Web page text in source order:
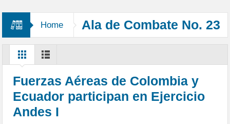
Home Ala de Combate No. 23
Fuerzas Aéreas de Colombia y
Ecuador participan en Ejercicio
Andes I